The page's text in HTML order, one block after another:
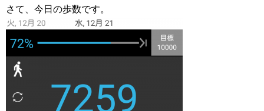
さて、今日の歩数です。